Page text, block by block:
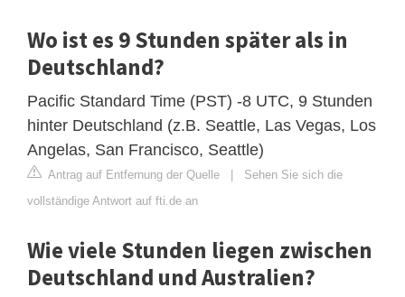
Wo ist es 9 Stunden später als in
Deutschland?
Pacific Standard Time (PST) -8 UTC, 9 Stunden
hinter Deutschland (z.B. Seattle, Las Vegas, Los
Angelas, San Francisco, Seattle)
Antrag auf Entfernung der Quelle
Sehen Sie sich die
vollständige Antwort auf fti.de an
Wie viele Stunden liegen zwischen
Deutschland und Australien?